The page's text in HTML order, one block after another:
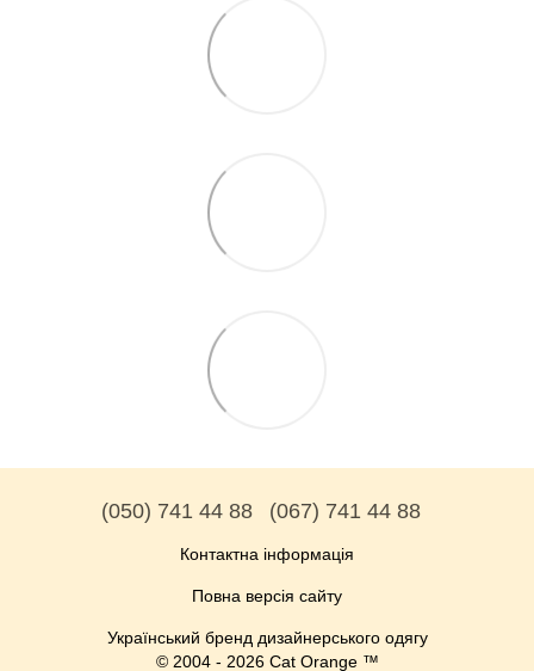
(050) 741 44 88 (067) 741 44 88
Контактна інформація
Повна версія сайту
Український бренд дизайнерського одягу
© 2004 - 2026 Cat Orange ™